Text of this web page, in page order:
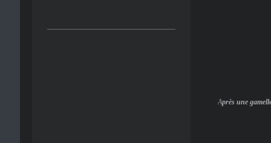
Après une